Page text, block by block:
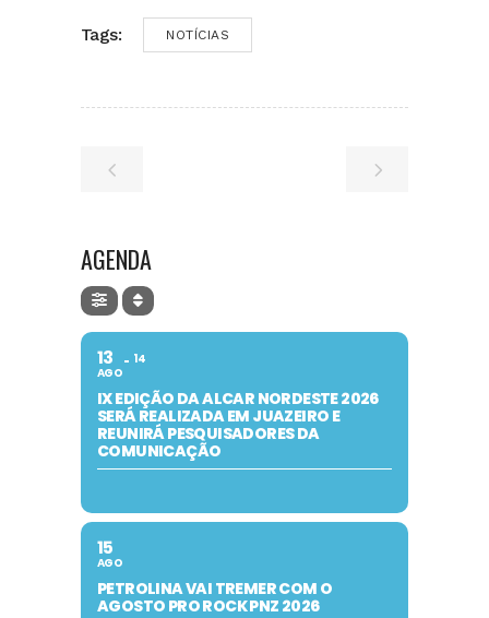
Tags: NOTÍCIAS
AGENDA
13
AGO
14
IX EDIÇÃO DA ALCAR NORDESTE 2026
SERÁ REALIZADA EM JUAZEIRO E
REUNIRÁ PESQUISADORES DA
COMUNICAÇÃO
15
AGO
PETROLINA VAI TREMER COM O
AGOSTO PRO ROCK PNZ 2026